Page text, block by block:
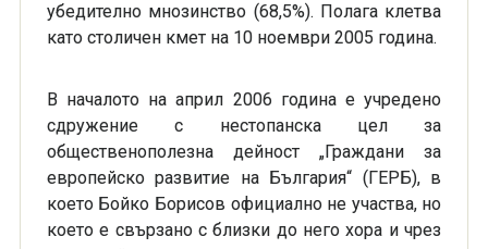
убедително мнозинство (68,5%). Полага клетва
като столичен кмет на 10 ноември 2005 година.
В началото на април 2006 година е учредено
сдружение с нестопанска цел за
общественополезна дейност „Граждани за
европейско развитие на България“ (ГЕРБ), в
което Бойко Борисов официално не участва, но
което е свързано с близки до него хора и чрез